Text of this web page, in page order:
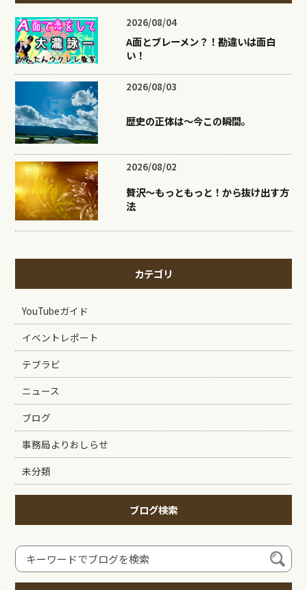
2026/08/04
A面とブレーメン？！勘違いは面白
い！
2026/08/03
歴史の正体は〜今この瞬間。
2026/08/02
贅沢〜もっともっと！から抜け出す方
法
カテゴリ
YouTubeガイド
イベントレポート
テブラビ
ニュース
ブログ
事務局よりおしらせ
未分類
ブログ検索